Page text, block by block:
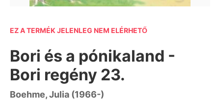
EZ A TERMÉK JELENLEG NEM ELÉRHETŐ
Bori és a pónikaland -
Bori regény 23.
Boehme, Julia (1966-)